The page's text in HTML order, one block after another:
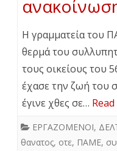
Η γραμματεία του
θερμά του
τους οικείους του
έχασε την ζωή του
έγινε χθες σε…
ΕΡΓΑΖΟΜΕΝΟΙ,
θανατος, οτε, ΠΑΜΕ,